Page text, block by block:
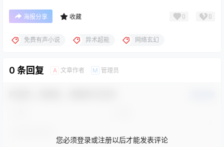
海报分享 收藏 0 0
免费有声小说 异术超能 网络玄幻
0 条回复 A 文章作者 M 管理员
您必须登录或注册以后才能发表评论